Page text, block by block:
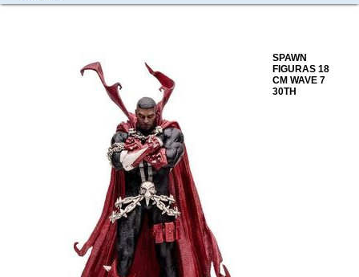
SPAWN
FIGURAS 18
CM WAVE 7
30TH